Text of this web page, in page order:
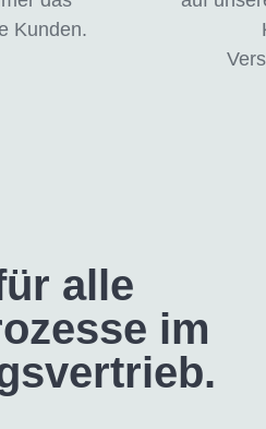
Kunden.
alle
im